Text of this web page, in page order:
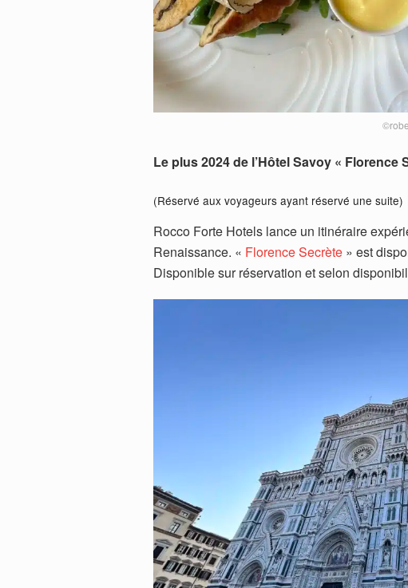
Le plus 2024 de l’Hôtel Savoy « Florence
(Réservé aux voyageurs ayant réservé une suite)
Rocco Forte Hotels lance un itinéraire
Renaissance. « Florence Secrète » est
Disponible sur réservation et selon